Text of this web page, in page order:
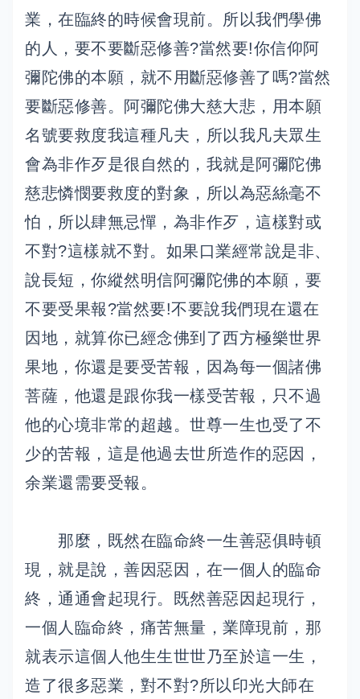
業，在臨終的時候會現前。所以我們學佛
的人，要不要斷惡修善?當然要!你信仰阿
彌陀佛的本願，就不用斷惡修善了嗎?當然
要斷惡修善。阿彌陀佛大慈大悲，用本願
名號要救度我這種凡夫，所以我凡夫眾生
會為非作歹是很自然的，我就是阿彌陀佛
慈悲憐憫要救度的對象，所以為惡絲毫不
怕，所以肆無忌憚，為非作歹，這樣對或
不對?這樣就不對。如果口業經常說是非、
說長短，你縱然明信阿彌陀佛的本願，要
不要受果報?當然要!不要說我們現在還在
因地，就算你已經念佛到了西方極樂世界
果地，你還是要受苦報，因為每一個諸佛
菩薩，他還是跟你我一樣受苦報，只不過
他的心境非常的超越。世尊一生也受了不
少的苦報，這是他過去世所造作的惡因，
余業還需要受報。
那麼，既然在臨命終一生善惡俱時頓
現，就是說，善因惡因，在一個人的臨命
終，通通會起現行。既然善惡因起現行，
一個人臨命終，痛苦無量，業障現前，那
就表示這個人他生生世世乃至於這一生，
造了很多惡業，對不對?所以印光大師在